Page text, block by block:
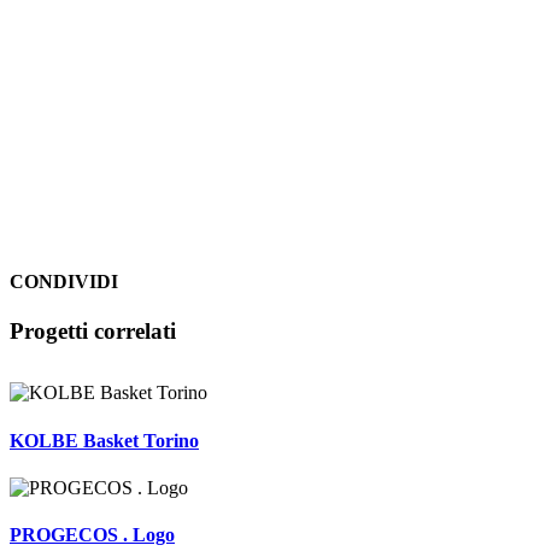
CONDIVIDI
Facebook
LinkedIn
WhatsApp
Pinterest
Email
Progetti correlati
KOLBE Basket Torino
PROGECOS . Logo